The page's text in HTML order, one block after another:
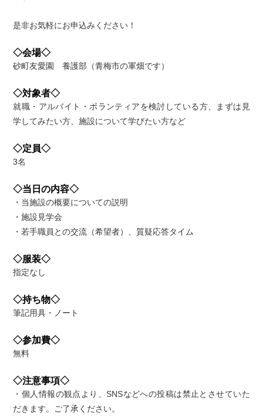
是非お気軽にお申込みください！
◇会場◇
砂町友愛園 養護部（青梅市の軍畑です）
◇対象者◇
就職・アルバイト・ボランティアを検討している方、まずは見
学してみたい方、施設について学びたい方など
◇定員◇
3名
◇当日の内容◇
・当施設の概要についての説明
・施設見学会
・若手職員との交流（希望者）、質疑応答タイム
◇服装◇
指定なし
◇持ち物◇
筆記用具・ノート
◇参加費◇
無料
◇注意事項◇
・個人情報の観点より、SNSなどへの投稿は禁止とさせていた
だきます。ご了承ください。